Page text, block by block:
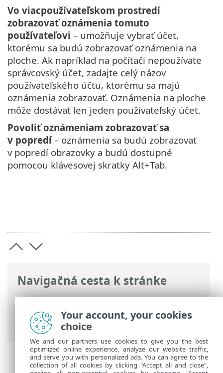
Navigačná cesta k stránke
ESET Online pomocník>ESET Endpoint
Security >Rozšírené nastavenia>
Oznámenia> Oznámenia na ploche
Vo viacpoužívateľskom prostredí
zobrazovať oznámenia tomuto
používateľovi – umožňuje vybrať účet,
ktorému sa budú zobrazovať oznámenia na
ploche. Ak napríklad na počítači nepoužívate
správcovský účet, zadajte celý názov
používateľského účtu, ktorému sa majú
oznámenia zobrazovať. Oznámenia na ploche
môže dostávať len jeden používateľský účet.
Povoliť oznámeniam zobrazovať sa
v popredí– oznámenia sa budú zobrazovať
v popredí obrazovky a budú dostupné
pomocou klávesovej skratky Alt+Tab.
Your account, your cookies
choice
We and our partners use cookies to give you the best
optimized online experience, analyze our website traffic,
and serve you with personalized ads. You can agree to the
collection of all cookies by clicking "Accept all and close",